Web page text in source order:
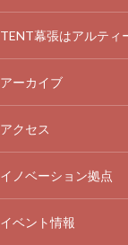
TENT幕張はアルティ
アーカイブ
アクセス
イノベーション拠点
イベント情報